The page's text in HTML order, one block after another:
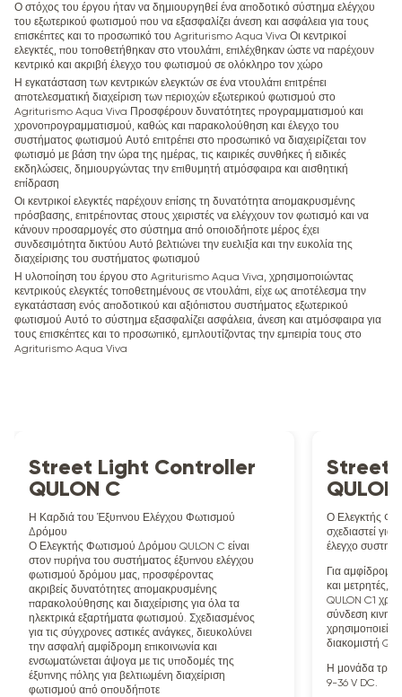
Ο στόχος του έργου ήταν να δημιουργηθεί ένα αποδοτικό σύστημα ελέγχου
του εξωτερικού φωτισμού που να εξασφαλίζει άνεση και ασφάλεια για τους
επισκέπτες και το προσωπικό του Agriturismo Aqua Viva Οι κεντρικοί
ελεγκτές, που τοποθετήθηκαν στο ντουλάπι, επιλέχθηκαν ώστε να παρέχουν
κεντρικό και ακριβή έλεγχο του φωτισμού σε ολόκληρο τον χώρο
Η εγκατάσταση των κεντρικών ελεγκτών σε ένα ντουλάπι επιτρέπει
αποτελεσματική διαχείριση των περιοχών εξωτερικού φωτισμού στο
Agriturismo Aqua Viva Προσφέρουν δυνατότητες προγραμματισμού και
χρονοπρογραμματισμού, καθώς και παρακολούθηση και έλεγχο του
συστήματος φωτισμού Αυτό επιτρέπει στο προσωπικό να διαχειρίζεται τον
φωτισμό με βάση την ώρα της ημέρας, τις καιρικές συνθήκες ή ειδικές
εκδηλώσεις, δημιουργώντας την επιθυμητή ατμόσφαιρα και αισθητική
επίδραση
Οι κεντρικοί ελεγκτές παρέχουν επίσης τη δυνατότητα απομακρυσμένης
πρόσβασης, επιτρέποντας στους χειριστές να ελέγχουν τον φωτισμό και να
κάνουν προσαρμογές στο σύστημα από οποιοδήποτε μέρος έχει
συνδεσιμότητα δικτύου Αυτό βελτιώνει την ευελιξία και την ευκολία της
διαχείρισης του συστήματος φωτισμού
Η υλοποίηση του έργου στο Agriturismo Aqua Viva, χρησιμοποιώντας
κεντρικούς ελεγκτές τοποθετημένους σε ντουλάπι, είχε ως αποτέλεσμα την
εγκατάσταση ενός αποδοτικού και αξιόπιστου συστήματος εξωτερικού
φωτισμού Αυτό το σύστημα εξασφαλίζει ασφάλεια, άνεση και ατμόσφαιρα για
τους επισκέπτες και το προσωπικό, εμπλουτίζοντας την εμπειρία τους στο
Agriturismo Aqua Viva
Street Light Controller
QULON C
Η Καρδιά του Έξυπνου Ελέγχου Φωτισμού
Δρόμου
Ο Ελεγκτής Φωτισμού Δρόμου QULON C είναι
στον πυρήνα του συστήματος έξυπνου ελέγχου
φωτισμού δρόμου μας, προσφέροντας
ακριβείς δυνατότητες απομακρυσμένης
παρακολούθησης και διαχείρισης για όλα τα
ηλεκτρικά εξαρτήματα φωτισμού. Σχεδιασμένος
για τις σύγχρονες αστικές ανάγκες, διευκολύνει
την ασφαλή αμφίδρομη επικοινωνία και
ενσωματώνεται άψογα με τις υποδομές της
έξυπνης πόλης για βελτιωμένη διαχείριση
φωτισμού από οπουδήποτε
Street
QULON
Ο Ελεγκτής
σχεδιαστεί
έλεγχο
Για αμφίδρομη
και μετρητές,
QULON C1
σύνδεση
διακομιστή
Η μονάδα
9-36 V DC.